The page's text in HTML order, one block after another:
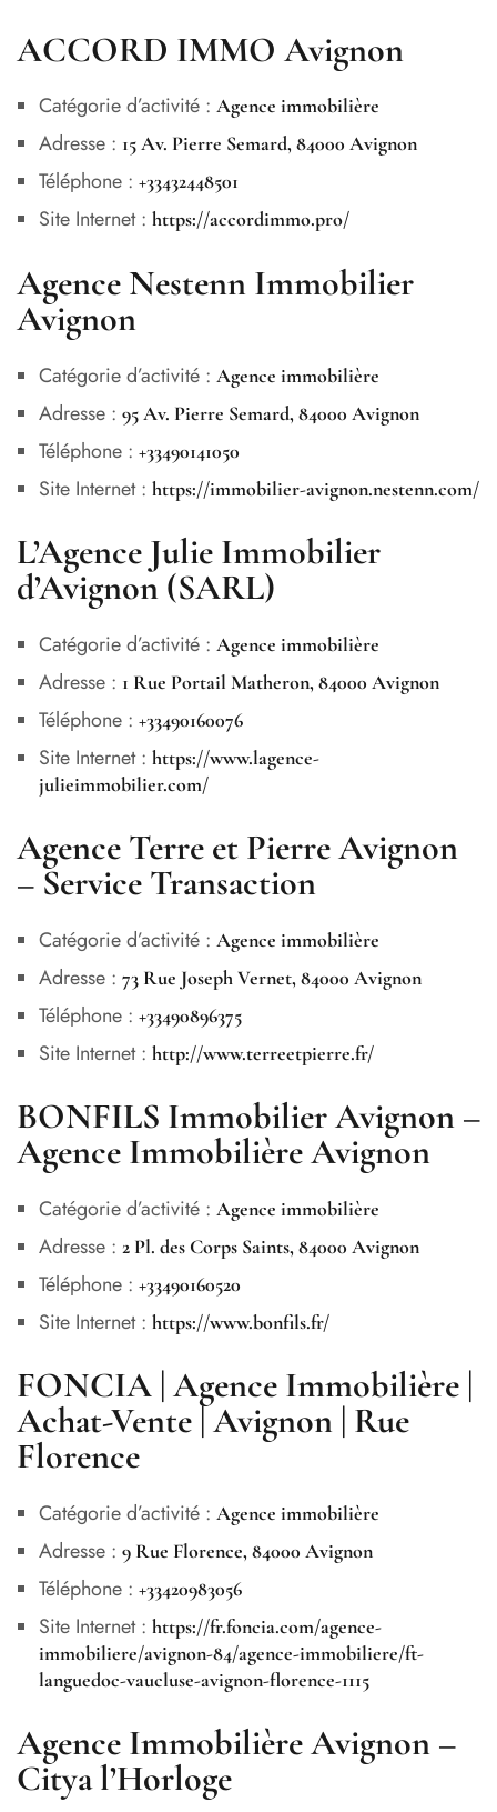
ACCORD IMMO Avignon
Catégorie d’activité : Agence immobilière
Adresse : 15 Av. Pierre Semard, 84000 Avignon
Téléphone : +33432448501
Site Internet : https://accordimmo.pro/
Agence Nestenn Immobilier
Avignon
Catégorie d’activité : Agence immobilière
Adresse : 95 Av. Pierre Semard, 84000 Avignon
Téléphone : +33490141050
Site Internet : https://immobilier-avignon.nestenn.com/
L’Agence Julie Immobilier
d’Avignon (SARL)
Catégorie d’activité : Agence immobilière
Adresse : 1 Rue Portail Matheron, 84000 Avignon
Téléphone : +33490160076
Site Internet : https://www.lagence-
julieimmobilier.com/
Agence Terre et Pierre Avignon
– Service Transaction
Catégorie d’activité : Agence immobilière
Adresse : 73 Rue Joseph Vernet, 84000 Avignon
Téléphone : +33490896375
Site Internet : http://www.terreetpierre.fr/
BONFILS Immobilier Avignon –
Agence Immobilière Avignon
Catégorie d’activité : Agence immobilière
Adresse : 2 Pl. des Corps Saints, 84000 Avignon
Téléphone : +33490160520
Site Internet : https://www.bonfils.fr/
FONCIA | Agence Immobilière |
Achat-Vente | Avignon | Rue
Florence
Catégorie d’activité : Agence immobilière
Adresse : 9 Rue Florence, 84000 Avignon
Téléphone : +33420983056
Site Internet : https://fr.foncia.com/agence-
immobiliere/avignon-84/agence-immobiliere/ft-
languedoc-vaucluse-avignon-florence-1115
Agence Immobilière Avignon –
Citya l’Horloge